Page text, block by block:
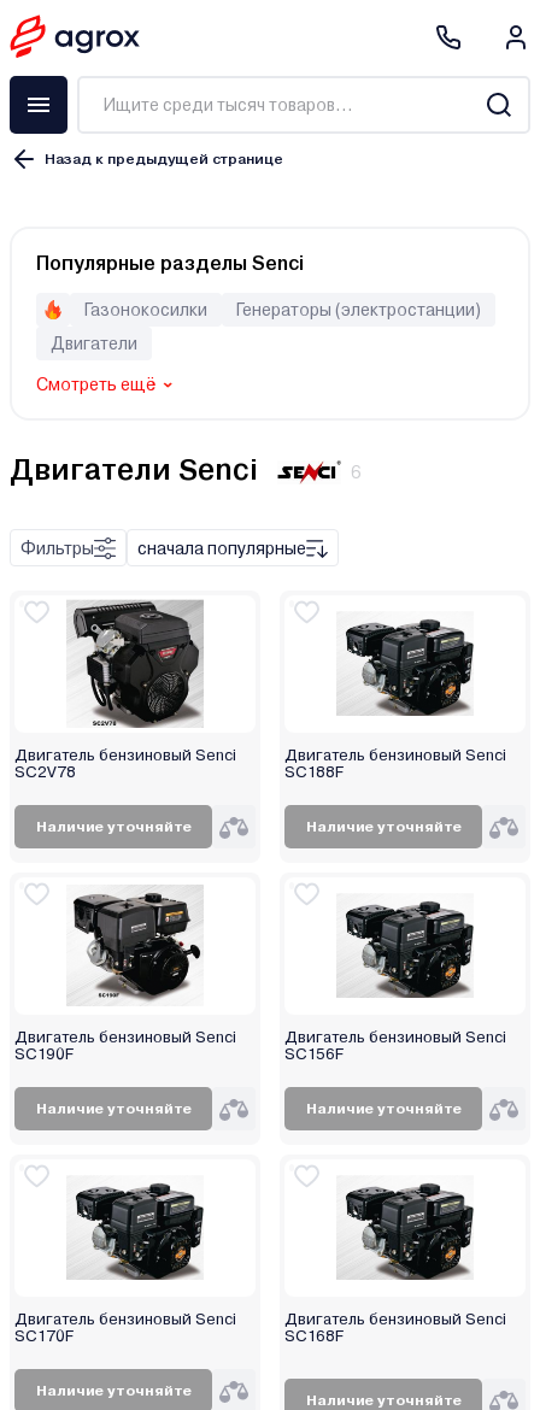
Назад к предыдущей странице
Популярные разделы Senci
Смотреть ещё
Газонокосилки
Генераторы (электростанции)
Двигатели
Двигатели Senci 6
Дизельный
Электрический
под шпонку
шлицевой
резьбовой
Фильтры сначала популярные
Двигатель бензиновый Senci
SC2V78
Наличие уточняйте
Двигатель бензиновый Senci
SC188F
Наличие уточняйте
Двигатель бензиновый Senci
SC190F
Наличие уточняйте
Двигатель бензиновый Senci
SC156F
Наличие уточняйте
Двигатель бензиновый Senci
SC170F
Наличие уточняйте
Двигатель бензиновый Senci
SC168F
Наличие уточняйте